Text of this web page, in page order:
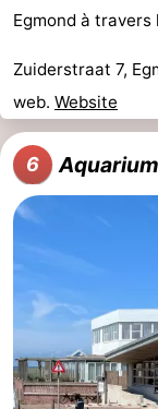
Egmond à travers
Zuiderstraat 7,
web. Website
6